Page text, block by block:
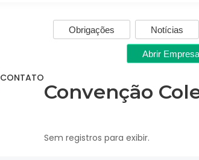
CONTATO
Obrigações Notícias
Abrir Empresa
Convenção
Sem registros para exibir.